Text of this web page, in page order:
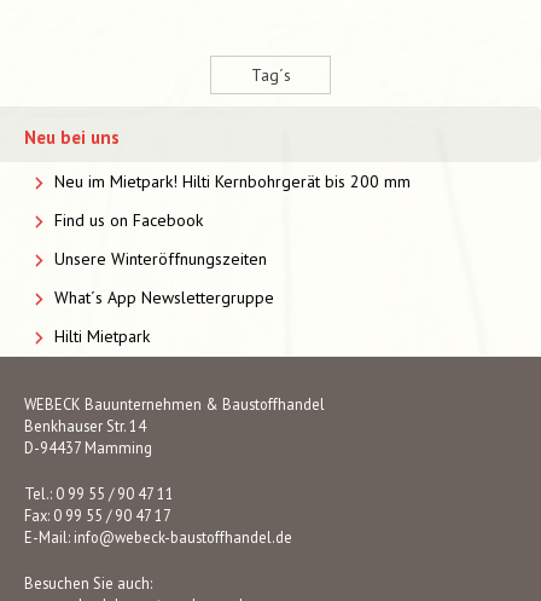
Tag´s
Neu bei uns
Neu im Mietpark! Hilti Kernbohrgerät bis 200 mm
Find us on Facebook
Unsere Winteröffnungszeiten
What´s App Newslettergruppe
Hilti Mietpark
WEBECK Bauunternehmen & Baustoffhandel
Benkhauser Str. 14
D-94437 Mamming
Tel.: 0 99 55 / 90 47 11
Fax: 0 99 55 / 90 47 17
E-Mail: info@webeck-baustoffhandel.de
Besuchen Sie auch: